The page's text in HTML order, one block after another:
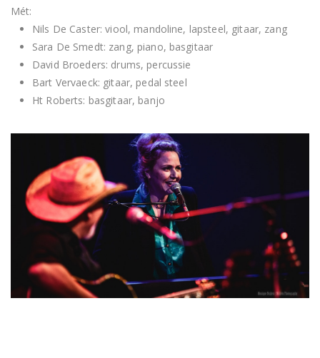
Mét:
Nils De Caster: viool, mandoline, lapsteel, gitaar, zang
Sara De Smedt: zang, piano, basgitaar
David Broeders: drums, percussie
Bart Vervaeck: gitaar, pedal steel
Ht Roberts: basgitaar, banjo